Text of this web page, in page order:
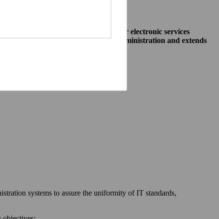
allow public institutions make their electronic services
to different systems of public administration and extends
between:
systems to assure the uniformity of IT standards,